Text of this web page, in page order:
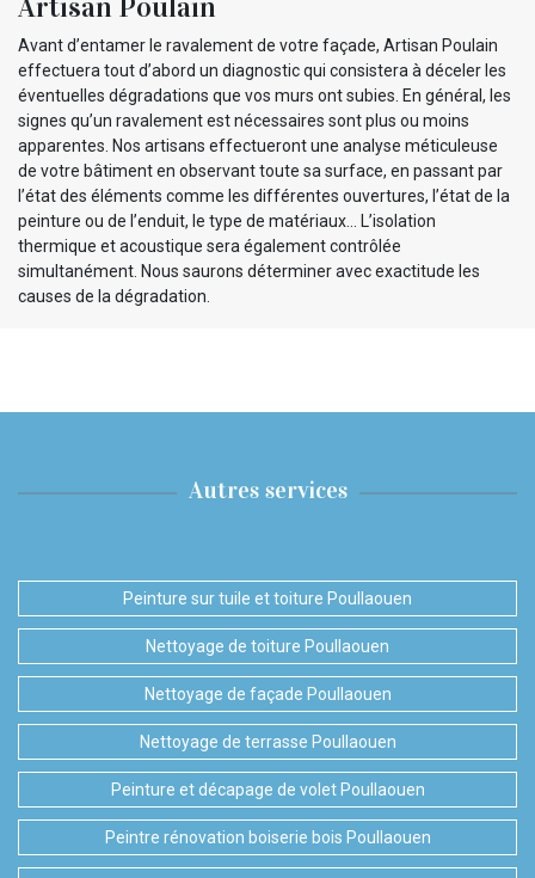
Artisan Poulain
Avant d’entamer le ravalement de votre façade, Artisan Poulain
effectuera tout d’abord un diagnostic qui consistera à déceler les
éventuelles dégradations que vos murs ont subies. En général, les
signes qu’un ravalement est nécessaires sont plus ou moins
apparentes. Nos artisans effectueront une analyse méticuleuse
de votre bâtiment en observant toute sa surface, en passant par
l’état des éléments comme les différentes ouvertures, l’état de la
peinture ou de l’enduit, le type de matériaux... L’isolation
thermique et acoustique sera également contrôlée
simultanément. Nous saurons déterminer avec exactitude les
causes de la dégradation.
Autres services
Peinture sur tuile et toiture Poullaouen
Nettoyage de toiture Poullaouen
Nettoyage de façade Poullaouen
Nettoyage de terrasse Poullaouen
Peinture et décapage de volet Poullaouen
Peintre rénovation boiserie bois Poullaouen